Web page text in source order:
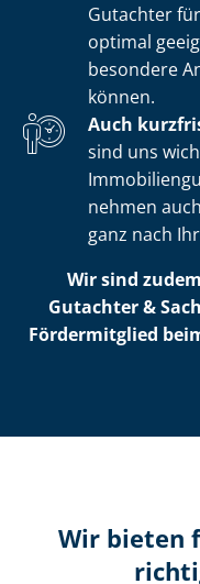
Gutachter
optimal
besondere
können.
Auch
sind uns
nehmen
ganz nach
Wir sind
Gutachter &
Fördermitglied
Wir bieten